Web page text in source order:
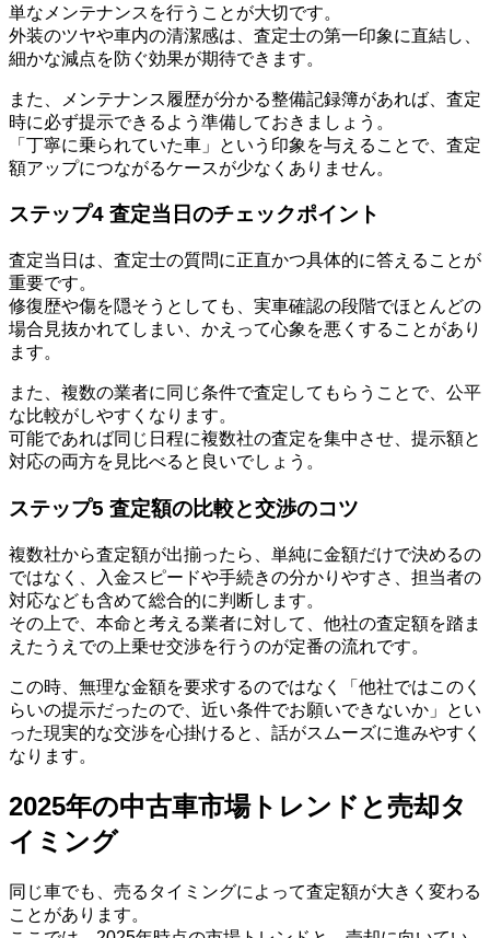
単なメンテナンスを行うことが大切です。
外装のツヤや車内の清潔感は、査定士の第一印象に直結し、
細かな減点を防ぐ効果が期待できます。
また、メンテナンス履歴が分かる整備記録簿があれば、査定
時に必ず提示できるよう準備しておきましょう。
「丁寧に乗られていた車」という印象を与えることで、査定
額アップにつながるケースが少なくありません。
ステップ4 査定当日のチェックポイント
査定当日は、査定士の質問に正直かつ具体的に答えることが
重要です。
修復歴や傷を隠そうとしても、実車確認の段階でほとんどの
場合見抜かれてしまい、かえって心象を悪くすることがあり
ます。
また、複数の業者に同じ条件で査定してもらうことで、公平
な比較がしやすくなります。
可能であれば同じ日程に複数社の査定を集中させ、提示額と
対応の両方を見比べると良いでしょう。
ステップ5 査定額の比較と交渉のコツ
複数社から査定額が出揃ったら、単純に金額だけで決めるの
ではなく、入金スピードや手続きの分かりやすさ、担当者の
対応なども含めて総合的に判断します。
その上で、本命と考える業者に対して、他社の査定額を踏ま
えたうえでの上乗せ交渉を行うのが定番の流れです。
この時、無理な金額を要求するのではなく「他社ではこのく
らいの提示だったので、近い条件でお願いできないか」とい
った現実的な交渉を心掛けると、話がスムーズに進みやすく
なります。
2025年の中古車市場トレンドと売却タ
イミング
同じ車でも、売るタイミングによって査定額が大きく変わる
ことがあります。